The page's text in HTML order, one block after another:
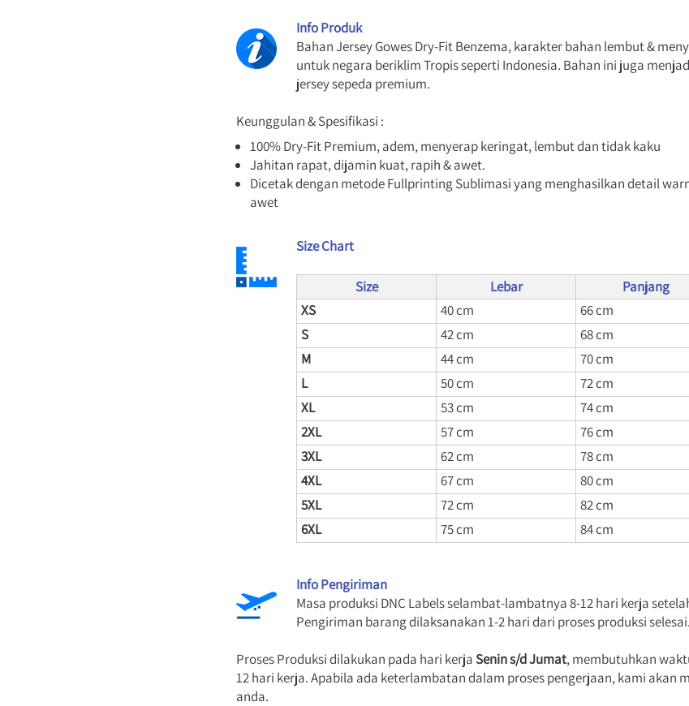
Info Produk
Bahan Jersey Gowes Dry-Fit Benzema, karakter bahan lembut &
untuk negara beriklim Tropis seperti Indonesia. Bahan ini juga
jersey sepeda premium.
Keunggulan & Spesifikasi :
100% Dry-Fit Premium, adem, menyerap keringat, lembut dan tidak kaku
Jahitan rapat, dijamin kuat, rapih & awet.
Dicetak dengan metode Fullprinting Sublimasi yang menghasilkan detail
awet
Size Chart
Size Lebar Panjang
XS
40 cm 66 cm
S
42 cm 68 cm
M
44 cm 70 cm
L
50 cm 72 cm
XL
53 cm 74 cm
2XL
57 cm 76 cm
3XL
62 cm 78 cm
4XL
67 cm 80 cm
5XL
72 cm 82 cm
6XL
75 cm 84 cm
Info Pengiriman
Masa produksi DNC Labels selambat-lambatnya 8-12 hari kerja
Pengiriman barang dilaksanakan 1-2 hari dari proses produksi selesai.
Proses Produksi dilakukan pada hari kerja Senin s/d Jumat, membutuhkan
12 hari kerja. Apabila ada keterlambatan dalam proses pengerjaan, kami akan
anda.